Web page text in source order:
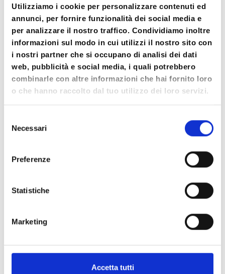
Utilizziamo i cookie per personalizzare contenuti ed
annunci, per fornire funzionalità dei social media e
per analizzare il nostro traffico. Condividiamo inoltre
informazioni sul modo in cui utilizzi il nostro sito con
i nostri partner che si occupano di analisi dei dati
web, pubblicità e social media, i quali potrebbero
combinarle con altre informazioni che hai fornito loro
o che hanno raccolto dal tuo utilizzo dei loro servizi.
delNecessari
Preferenze
Statistiche
Marketing
Accetta tutti
“Io sono, io voglio, io posso:
imparo a guidare la mia natura e
Tematico
Scopri di più